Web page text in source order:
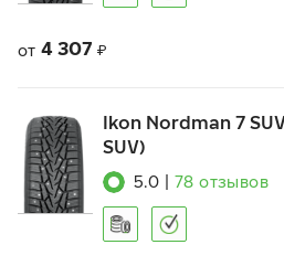
от 4 307 ₽
Ikon Nordman 7
SUV)
5.0 78 отзывов